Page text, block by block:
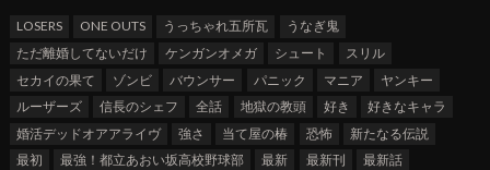
LOSERS ONE OUTS うっちゃれ五所瓦
うなぎ鬼
ただ離婚してないだけ
ケンガンオメガ シュート
スリル
セカイの果て
ゾンビ バウンサー パニック マニア
ヤンキー
ルーザーズ
信長のシェフ 全話 地獄の教頭 好き
好きなキャラ
婚活デッドオアアライヴ
強さ 当て屋の椿 恐怖
新たなる伝説
最初
最強！都立あおい坂高校野球部 最新 最新刊
最新話